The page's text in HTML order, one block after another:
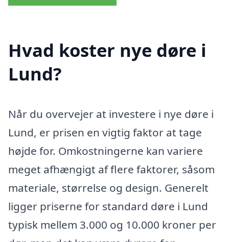
Hvad koster nye døre i
Lund?
Når du overvejer at investere i nye døre i
Lund, er prisen en vigtig faktor at tage
højde for. Omkostningerne kan variere
meget afhængigt af flere faktorer, såsom
materiale, størrelse og design. Generelt
ligger priserne for standard døre i Lund
typisk mellem 3.000 og 10.000 kroner per